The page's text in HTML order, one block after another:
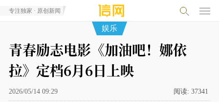
专注独家 · 原创新闻
娱乐
青春励志电影《加油吧！娜依
拉》定档6月6日上映
2026/05/14 09:29 阅读: 37341